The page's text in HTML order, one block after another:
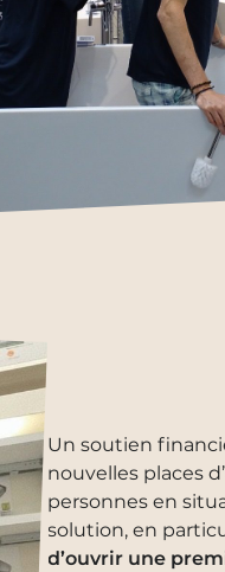
Un soutien
nouvelles places
personnes en
solution, en
d’ouvrir une